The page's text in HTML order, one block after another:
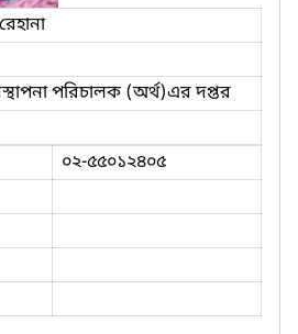
পরিচালক (অর্থ)এর দপ্তর
০২-৫৫০১২৪০৫